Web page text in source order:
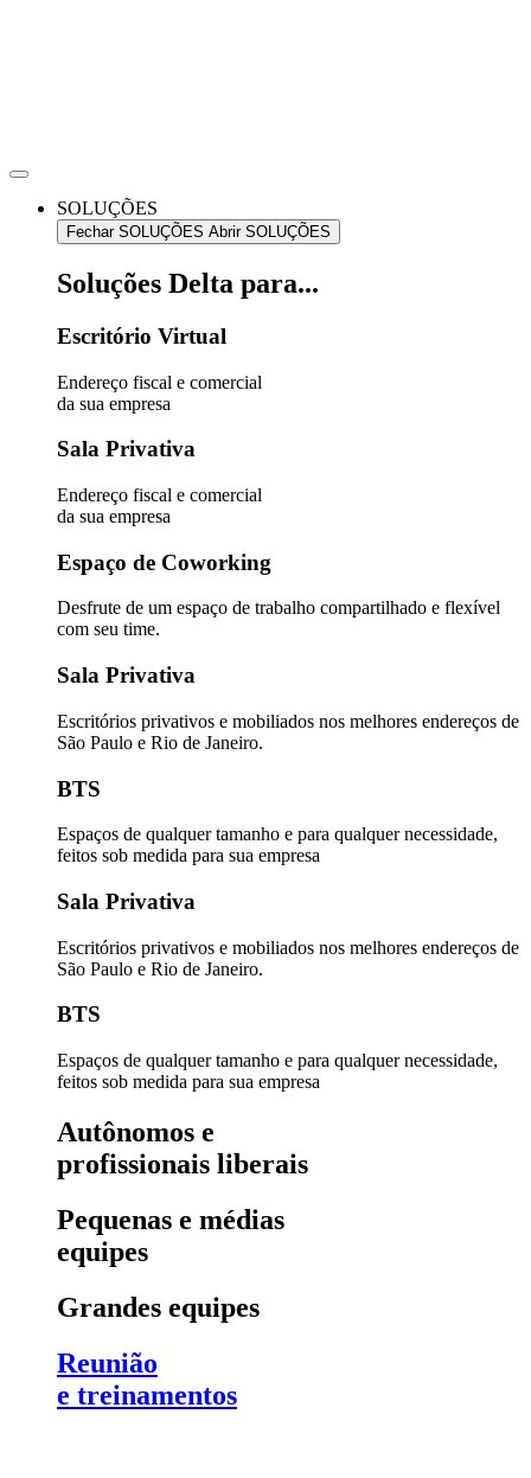
SOLUÇÕES
Fechar SOLUÇÕES Abrir SOLUÇÕES
Soluções Delta para...
Escritório Virtual
Endereço fiscal e comercial
da sua empresa
Sala Privativa
Endereço fiscal e comercial
da sua empresa
Espaço de Coworking
Desfrute de um espaço de trabalho compartilhado e flexível
com seu time.
Sala Privativa
Escritórios privativos e mobiliados nos melhores endereços de
São Paulo e Rio de Janeiro.
BTS
Espaços de qualquer tamanho e para qualquer necessidade,
feitos sob medida para sua empresa
Sala Privativa
Escritórios privativos e mobiliados nos melhores endereços de
São Paulo e Rio de Janeiro.
BTS
Espaços de qualquer tamanho e para qualquer necessidade,
feitos sob medida para sua empresa
Autônomos e
profissionais liberais
Pequenas e médias
equipes
Grandes equipes
Reunião
e treinamentos